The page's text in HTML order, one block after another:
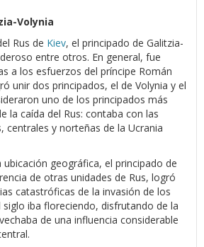
Volynia
Rus de Kiev, el principado de Galitzia-
entre otros. En general, fue
a los esfuerzos del príncipe Román
unir dos principados, el de Volynia y el
uno de los principados más
la caída del Rus: contaba con las
centrales y norteñas de la Ucrania
geográfica, el principado de
de otras unidades de Rus, logró
catastróficas de la invasión de los
iba floreciendo, disfrutando de la
de una influencia considerable